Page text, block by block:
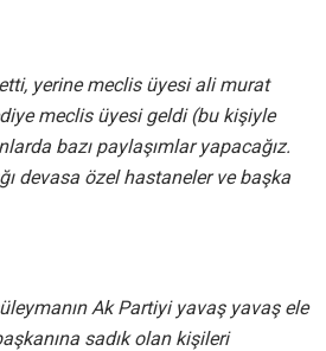
yerine meclis üyesi ali murat
meclis üyesi geldi (bu kişiyle
bazı paylaşımlar yapacağız.
devasa özel hastaneler ve başka
Ak Partiyi yavaş yavaş ele
sadık olan kişileri